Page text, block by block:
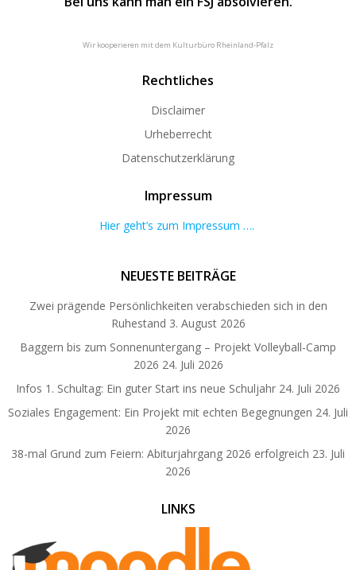
Wir kooperieren mit dem Kulturbüro Rheinland-Pfalz
Rechtliches
Disclaimer
Urheberrecht
Datenschutzerklärung
Impressum
Hier geht’s zum Impressum ….
NEUESTE BEITRÄGE
Zwei prägende Persönlichkeiten verabschieden sich in den
Ruhestand 3. August 2026
Baggern bis zum Sonnenuntergang – Projekt Volleyball-Camp
2026 24. Juli 2026
Infos 1. Schultag: Ein guter Start ins neue Schuljahr 24. Juli 2026
Soziales Engagement: Ein Projekt mit echten Begegnungen 24. Juli
2026
38-mal Grund zum Feiern: Abiturjahrgang 2026 erfolgreich 23. Juli
2026
LINKS